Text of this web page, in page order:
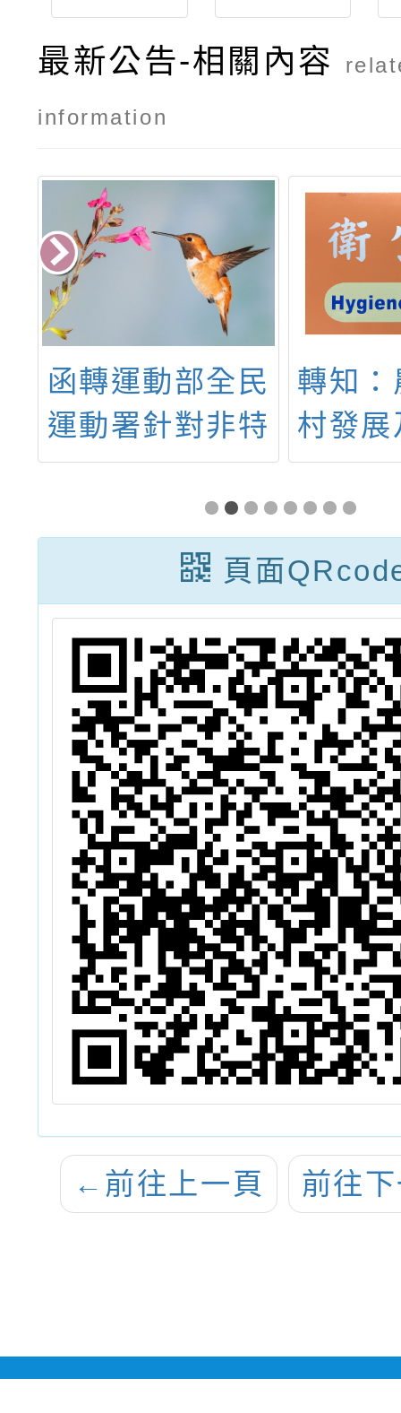
最新公告-相關內容
information
函轉運動部全民
運動署針對非特
定體育團體於
115年1月1日至
6月30日所核發
之合格教練、裁
判證照應予認可
一案
轉知
村發
持署
工藝
開發
行動
遊戲
頁面
← 前往上一頁 前往